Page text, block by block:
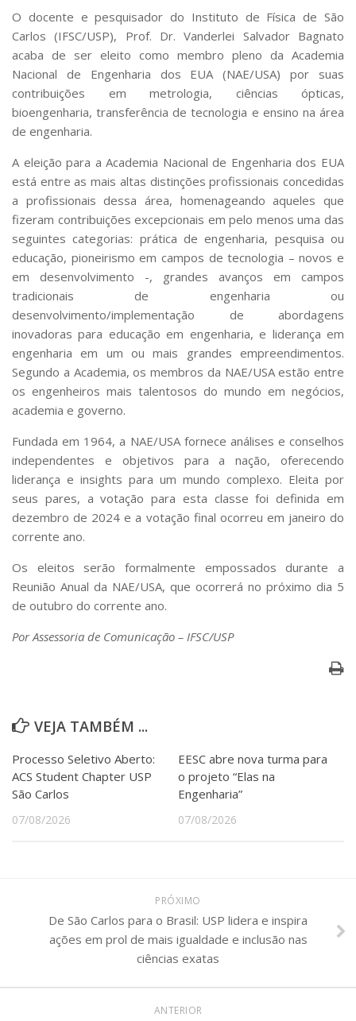
Bibliotecas
Apoio ao Estudante
Segurança, Trânsito e Prevenção
RH, Administrativo e Financeiro
Outros serviços
Comunicação
Aplicativos e Sites
Jornal da USP
Agenda de Eventos
O docente e pesquisador do Instituto de Física de São
Carlos (IFSC/USP), Prof. Dr. Vanderlei Salvador Bagnato
acaba de ser eleito como membro pleno da Academia
Nacional de Engenharia dos EUA (NAE/USA) por suas
contribuições em metrologia, ciências ópticas,
bioengenharia, transferência de tecnologia e ensino na área
de engenharia.
A eleição para a Academia Nacional de Engenharia dos EUA
está entre as mais altas distinções profissionais concedidas
a profissionais dessa área, homenageando aqueles que
fizeram contribuições excepcionais em pelo menos uma das
seguintes categorias: prática de engenharia, pesquisa ou
educação, pioneirismo em campos de tecnologia – novos e
em desenvolvimento -, grandes avanços em campos
tradicionais de engenharia ou
desenvolvimento/implementação de abordagens
inovadoras para educação em engenharia, e liderança em
engenharia em um ou mais grandes empreendimentos.
Segundo a Academia, os membros da NAE/USA estão entre
os engenheiros mais talentosos do mundo em negócios,
academia e governo.
Fundada em 1964, a NAE/USA fornece análises e conselhos
independentes e objetivos para a nação, oferecendo
liderança e insights para um mundo complexo. Eleita por
seus pares, a votação para esta classe foi definida em
dezembro de 2024 e a votação final ocorreu em janeiro do
corrente ano.
Os eleitos serão formalmente empossados ​​durante a
Reunião Anual da NAE/USA, que ocorrerá no próximo dia 5
de outubro do corrente ano.
Por Assessoria de Comunicação – IFSC/USP
VEJA TAMBÉM ...
Processo Seletivo Aberto:
ACS Student Chapter USP
São Carlos
07/08/2026
EESC abre nova turma para
o projeto “Elas na
Engenharia”
07/08/2026
PRÓXIMO
De São Carlos para o Brasil: USP lidera e inspira
ações em prol de mais igualdade e inclusão nas
ciências exatas
ANTERIOR